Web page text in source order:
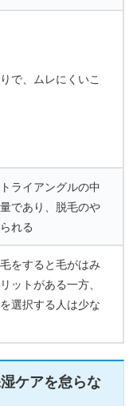
で、ムレにくいこ
ライアングルの中
であり、脱毛のや
れる
をすると毛がはみ
ットがある一方、
選択する人は少な
ケアを怠らな